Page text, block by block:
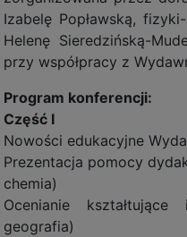
Izabelę Popławską,
Helenę Sieredzińską-
przy współpracy z
Program konferencji:
Część I
Nowości edukacyjne
Prezentacja pomocy
chemia)
Ocenianie
geografia)